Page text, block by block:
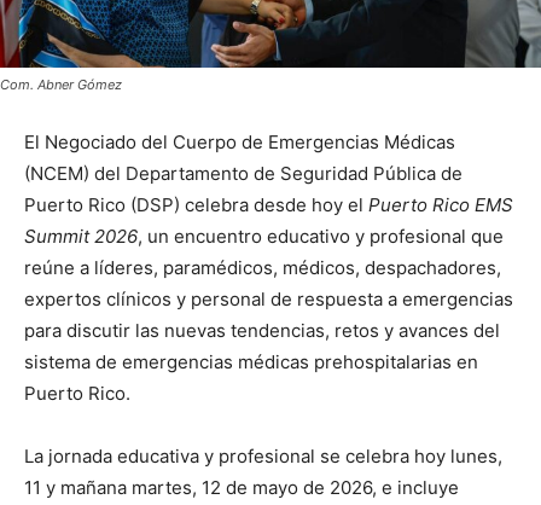
Com. Abner Gómez
El Negociado del Cuerpo de Emergencias Médicas
(NCEM) del Departamento de Seguridad Pública de
Puerto Rico (DSP) celebra desde hoy el Puerto Rico EMS
Summit 2026, un encuentro educativo y profesional que
reúne a líderes, paramédicos, médicos, despachadores,
expertos clínicos y personal de respuesta a emergencias
para discutir las nuevas tendencias, retos y avances del
sistema de emergencias médicas prehospitalarias en
Puerto Rico.
La jornada educativa y profesional se celebra hoy lunes,
11 y mañana martes, 12 de mayo de 2026, e incluye